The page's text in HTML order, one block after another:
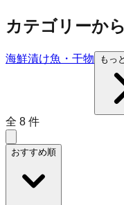
カテゴリーか
海鮮漬け魚・干物 もっ
全 8 件
おすすめ順